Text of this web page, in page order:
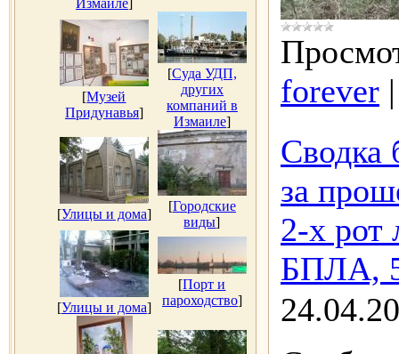
Измаиле]
[Музей
Придунавья]
[Суда УДП,
других
компаний в
Измаиле]
[Улицы и дома]
[Городские
виды]
[Улицы и дома]
[Порт и
пароходство]
forever
Сводка
за
2-х
БПЛА, 5